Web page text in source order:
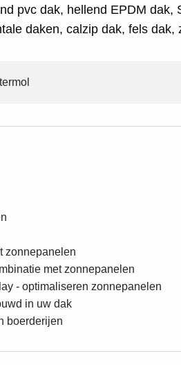
pvc dak, hellend EPDM dak,
daken, calzip dak, fels dak,
zonnepanelen
met zonnepanelen
- optimaliseren zonnepanelen
in uw dak
boerderijen